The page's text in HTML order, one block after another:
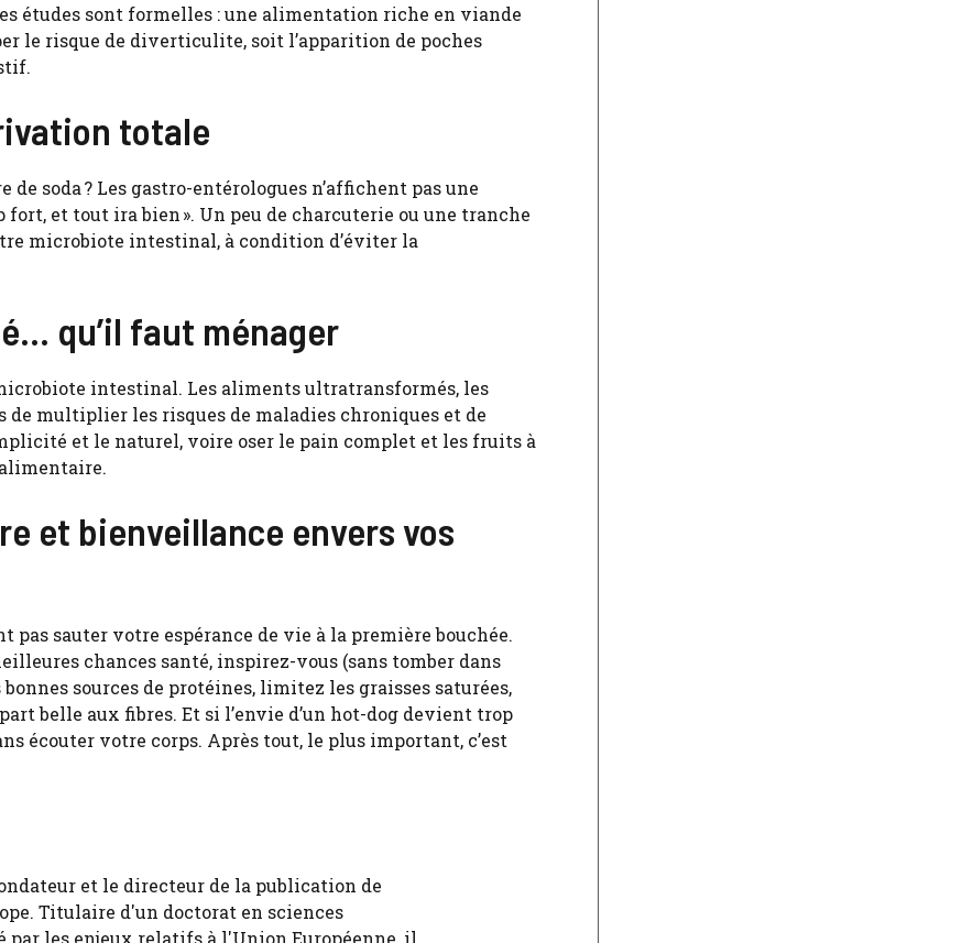
études sont formelles : une alimentation riche en viande
le risque de diverticulite, soit l’apparition de poches
totale
soda ? Les gastro-entérologues n’affichent pas une
fort, et tout ira bien ». Un peu de charcuterie ou une tranche
microbiote intestinal, à condition d’éviter la
qu’il faut ménager
intestinal. Les aliments ultratransformés, les
de multiplier les risques de maladies chroniques et de
et le naturel, voire oser le pain complet et les fruits à
et bienveillance envers vos
sauter votre espérance de vie à la première bouchée.
chances santé, inspirez-vous (sans tomber dans
sources de protéines, limitez les graisses saturées,
belle aux fibres. Et si l’envie d’un hot-dog devient trop
écouter votre corps. Après tout, le plus important, c’est
et le directeur de la publication de
Titulaire d'un doctorat en sciences
par les enjeux relatifs à l'Union Européenne, il